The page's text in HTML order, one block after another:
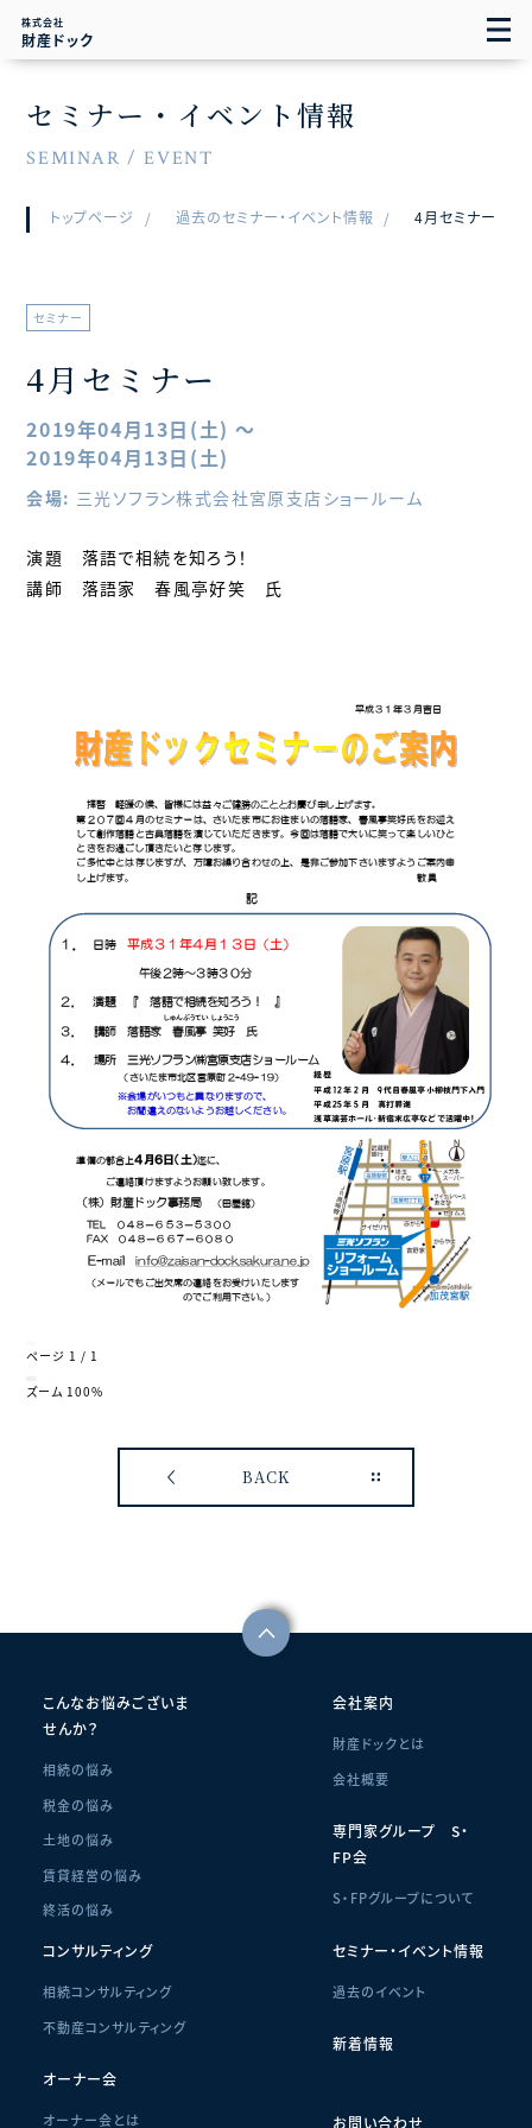
株式会社
財産ドック
セミナー・イベント情報
SEMINAR / EVENT
トップページ 過去のセミナー・イベント情報 4月セミナー
セミナー
4月セミナー
2019年04月13日(土) ～
2019年04月13日(土)
会場: 三光ソフラン株式会社宮原支店ショールーム
演題 落語で相続を知ろう！
講師 落語家 春風亭好笑 氏
ページ 1 / 1
ズーム 100%
BACK
こんなお悩みございま
せんか？
相続の悩み
税金の悩み
土地の悩み
賃貸経営の悩み
終活の悩み
会社案内
財産ドックとは
会社概要
専門家グループ S・
FP会
S・FPグループについて
コンサルティング
相続コンサルティング
不動産コンサルティング
オーナー会
オーナー会とは
セミナー・イベント情報
過去のイベント
新着情報
お問い合わせ